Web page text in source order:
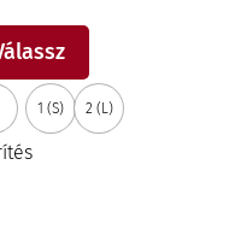
terméknek
több
1 (S) 2 (L)